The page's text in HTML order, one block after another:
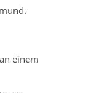
einem